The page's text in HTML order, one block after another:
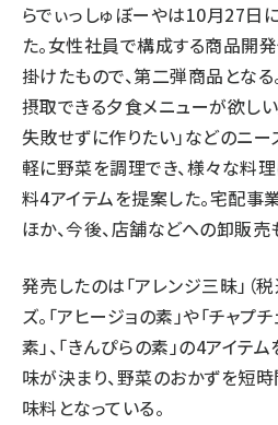
らでぃっしゅぼーやは10月27日
た。女性社員で構成する商品開
掛けたもので、第二弾商品とな
摂取できる夕食メニューが欲し
失敗せずに作りたい」などのニ
軽に野菜を調理でき、様々な料
料4アイテムを提案した。宅配事
ほか、今後、店舗などへの卸販売
発売したのは「アレンジ三昧」（
ズ。「アヒージョの素」や「チャプ
素」、「きんぴらの素」の4アイテ
味が決まり、野菜のおかずを短
味料となっている。